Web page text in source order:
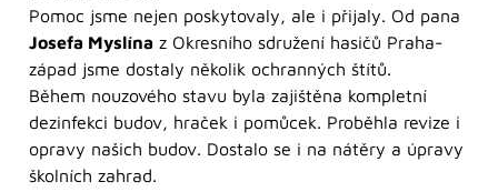
Pomoc jsme nejen poskytovaly, ale i přijaly. Od pana
Josefa Myslína z Okresního sdružení hasičů Praha-
západ jsme dostaly několik ochranných štítů.
Během nouzového stavu byla zajištěna kompletní
dezinfekci budov, hraček i pomůcek. Proběhla revize i
opravy našich budov. Dostalo se i na nátěry a úpravy
školních zahrad.